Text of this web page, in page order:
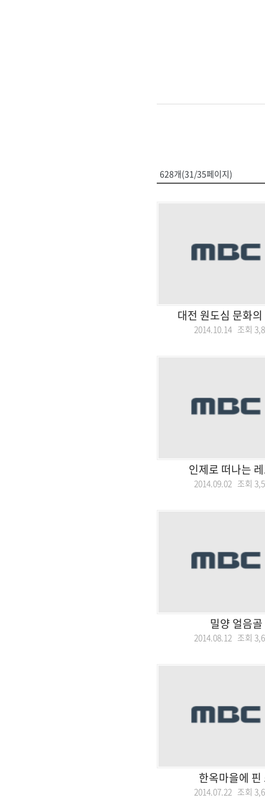
628개(31/35페이지)
대전 원도심 문화
2014.10.14 조회
인제로 떠나는
2014.09.02 조회
밀양 얼음
2014.08.12 조회
한옥마을에 핀
2014.07.22 조회